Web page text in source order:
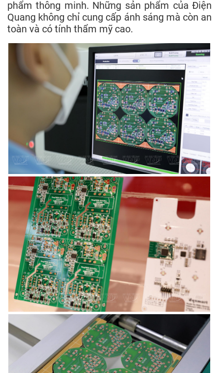
phẩm thông minh. Những sản phẩm của Điện
Quang không chỉ cung cấp ánh sáng mà còn an
toàn và có tính thẩm mỹ cao.